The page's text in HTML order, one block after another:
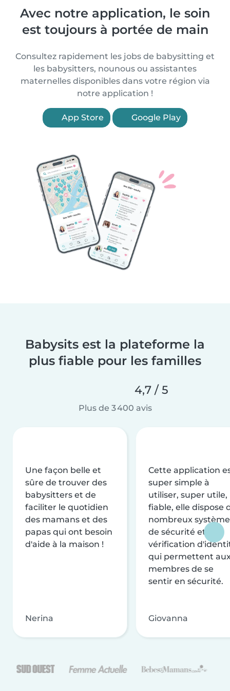
Avec notre application, le soin
est toujours à portée de main
Consultez rapidement les jobs de babysitting et
les babysitters, nounous ou assistantes
maternelles disponibles dans votre région via
notre application !
App Store Google Play
Babysits est la plateforme la
plus fiable pour les familles
4,7 / 5
Plus de 3 400 avis
Une façon belle et
sûre de trouver des
babysitters et de
faciliter le quotidien
des mamans et des
papas qui ont besoin
d'aide à la maison !
Nerina
Cette application
super simple à
utiliser, super utile,
fiable, elle dispose
nombreux
de sécurité et de
vérification
qui permettent
membres de se
sentir en sécurité.
Giovanna